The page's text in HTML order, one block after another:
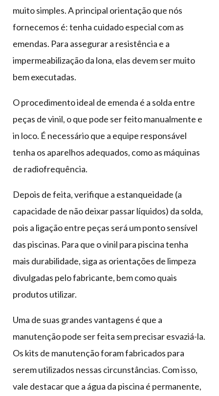
muito simples. A principal orientação que nós
fornecemos é: tenha cuidado especial com as
emendas. Para assegurar a resistência e a
impermeabilização da lona, elas devem ser muito
bem executadas.
O procedimento ideal de emenda é a solda entre
peças de vinil, o que pode ser feito manualmente e
in loco. É necessário que a equipe responsável
tenha os aparelhos adequados, como as máquinas
de radiofrequência.
Depois de feita, verifique a estanqueidade (a
capacidade de não deixar passar líquidos) da solda,
pois a ligação entre peças será um ponto sensível
das piscinas. Para que o vinil para piscina tenha
mais durabilidade, siga as orientações de limpeza
divulgadas pelo fabricante, bem como quais
produtos utilizar.
Uma de suas grandes vantagens é que a
manutenção pode ser feita sem precisar esvaziá-la.
Os kits de manutenção foram fabricados para
serem utilizados nessas circunstâncias. Com isso,
vale destacar que a água da piscina é permanente,